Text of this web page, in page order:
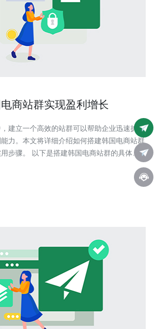
商站群实现盈利增长
建立一个高效的站群可以帮助企业迅速扩大
力。本文将详细介绍如何搭建韩国电商站群
电商站群的具体步
以选择Shopify、WooCommerce、